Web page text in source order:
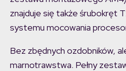
znajduje się także śrubokręt
systemu mocowania
Bez zbędnych ozdobników,
marnotrawstwa. Pełny